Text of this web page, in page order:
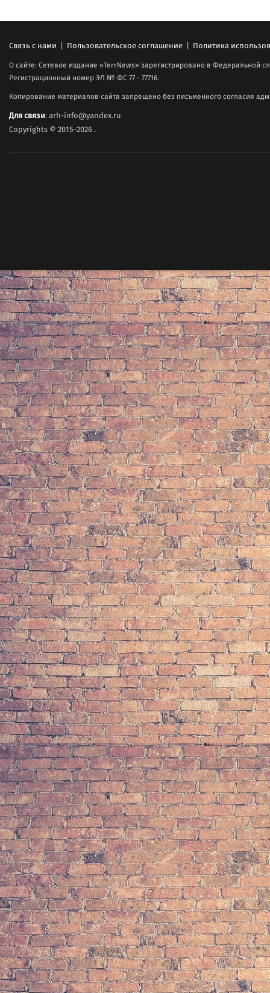
Связь с нами | Пользовательское соглашение | Политика
О сайте: Сетевое издание «TerrNews» зарегистрировано в Федеральной
Регистрационный номер ЭЛ № ФС 77 - 77716.
Копирование материалов сайта запрещено без письменного согласия
Для связи: arh-info@yandex.ru
Copyrights © 2015-2026.